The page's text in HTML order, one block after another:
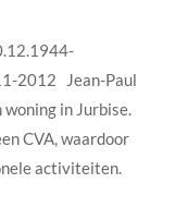
2012 Jean-Paul
woning in Jurbise.
CVA, waardoor
activiteiten.